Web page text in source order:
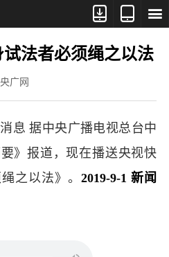



法者必须绳之以法
广网
据中央广播电视总台中
》报道，现在播送央视快
之以法》。2019-9-1 新闻